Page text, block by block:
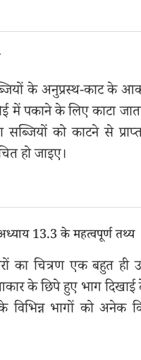
के अनुप्रस्थ-काट के
में पकाने के लिए काटा
को काटने से
हो जाइए।
13.3 के महत्वपूर्ण तथ्य
का चित्रण एक बहुत ही
के छिपे हुए भाग दिखाई
भागों को अनेक